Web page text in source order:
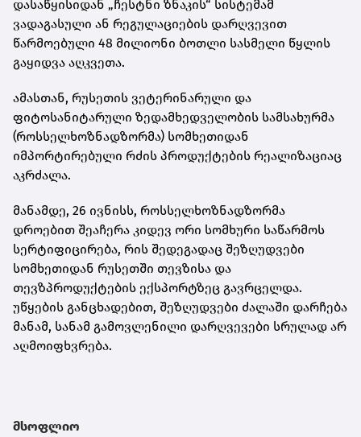
დასაწყისიდან „ჩესტნი ზნაკის“ სისტემამ
ვადაგასული ან რეგულაციების დარღვევით
წარმოებული 48 მილიონი ბოთლი სასმელი წყლის
გაყიდვა აღკვეთა.
ამასთან, რუსეთის ვეტერინარული და
ფიტოსანიტარული ზედამხედველობის სამსახურმა
(როსსელხოზნადზორმა) სომხეთიდან
იმპორტირებული რძის პროდუქტების რეალიზაციაც
აკრძალა.
მანამდე, 26 ივნისს, როსსელხოზნადზორმა
დროებით შეაჩერა კიდევ ორი სომხური საწარმოს
სერტიფიცირება, რის შედეგადაც შეზღუდვები
სომხეთიდან რუსეთში თევზისა და
თევზპროდუქტების ექსპორტზეც გავრცელდა.
უწყების განცხადებით, შეზღუდვები ძალაში დარჩება
მანამ, სანამ გამოვლენილი დარღვევები სრულად არ
აღმოიფხვრება.
მსოფლიო